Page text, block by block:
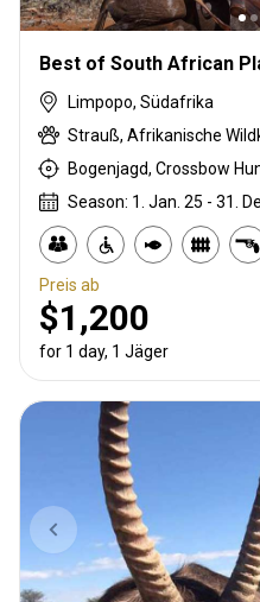
Best of South African
Limpopo, Südafrika
Bogenjagd, Crossbow
Season: 1. Jan. 25 - 31.
Preis ab
$1,200
for 1 day, 1 Jäger